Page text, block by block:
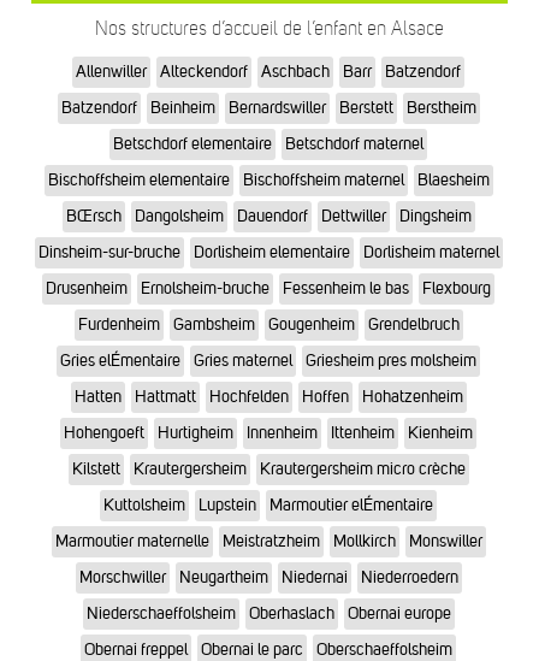
Nos structures d’accueil de l’enfant en Alsace
Allenwiller Alteckendorf Aschbach Barr
Batzendorf
Batzendorf
Beinheim Bernardswiller Berstett
Berstheim
Betschdorf elementaire
Betschdorf maternel
Bischoffsheim elementaire
Bischoffsheim maternel
Blaesheim
BŒrsch
Dangolsheim Dauendorf Dettwiller
Dingsheim
Dinsheim-sur-bruche
Dorlisheim elementaire
Dorlisheim maternel
Drusenheim
Ernolsheim-bruche Fessenheim le bas
Flexbourg
Furdenheim
Gambsheim Gougenheim
Grendelbruch
Gries elÉmentaire
Gries maternel
Griesheim pres molsheim
Hatten
Hattmatt Hochfelden Hoffen
Hohatzenheim
Hohengoeft
Hurtigheim Innenheim Ittenheim
Kienheim
Kilstett
Krautergersheim
Krautergersheim micro crèche
Kuttolsheim
Lupstein
Marmoutier elÉmentaire
Marmoutier maternelle
Meistratzheim Mollkirch
Monswiller
Morschwiller
Neugartheim Niedernai
Niederroedern
Niederschaeffolsheim
Oberhaslach
Obernai europe
Obernai freppel
Obernai le parc
Oberschaeffolsheim